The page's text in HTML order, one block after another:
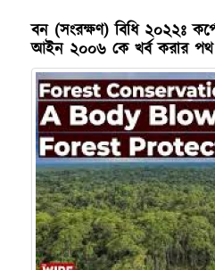
বন (সংরক্ষণ) বিধি ২০২২ঃ
আইন ২০০৬ কে খর্ব করার পথ